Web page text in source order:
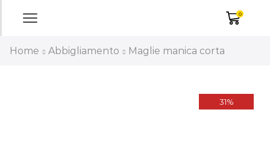
0
Home Abbigliamento Maglie manica corta
31%